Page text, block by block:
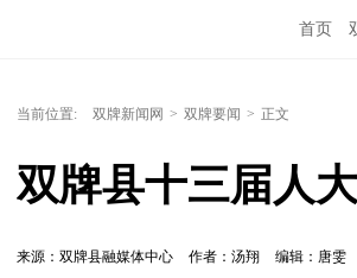
首页
当前位置: 双牌新闻网 > 双牌要闻 > 正文
双牌县十三届人
来源：双牌县融媒体中心 作者：汤翔 编辑：唐雯